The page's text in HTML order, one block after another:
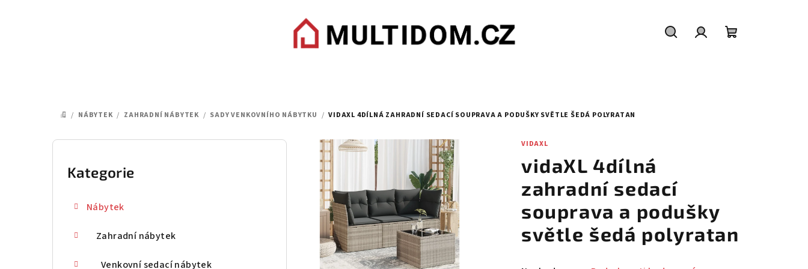
DOMŮ
/ NÁBYTEK / ZAHRADNÍ NÁBYTEK / SADY VENKOVNÍHO NÁBYTKU / VIDAXL 4DÍLNÁ ZAHRADNÍ SEDACÍ SOUPRAVA A PODUŠKY SVĚTLE ŠEDÁ POLYRATAN
P
Přeskočit
kategorie
Kategorie
Nábytek
Zahradní nábytek
Venkovní sedací nábytek
VIDAXL
vidaXL 4dílná
zahradní sedací
souprava a podušky
světle šedá polyratan